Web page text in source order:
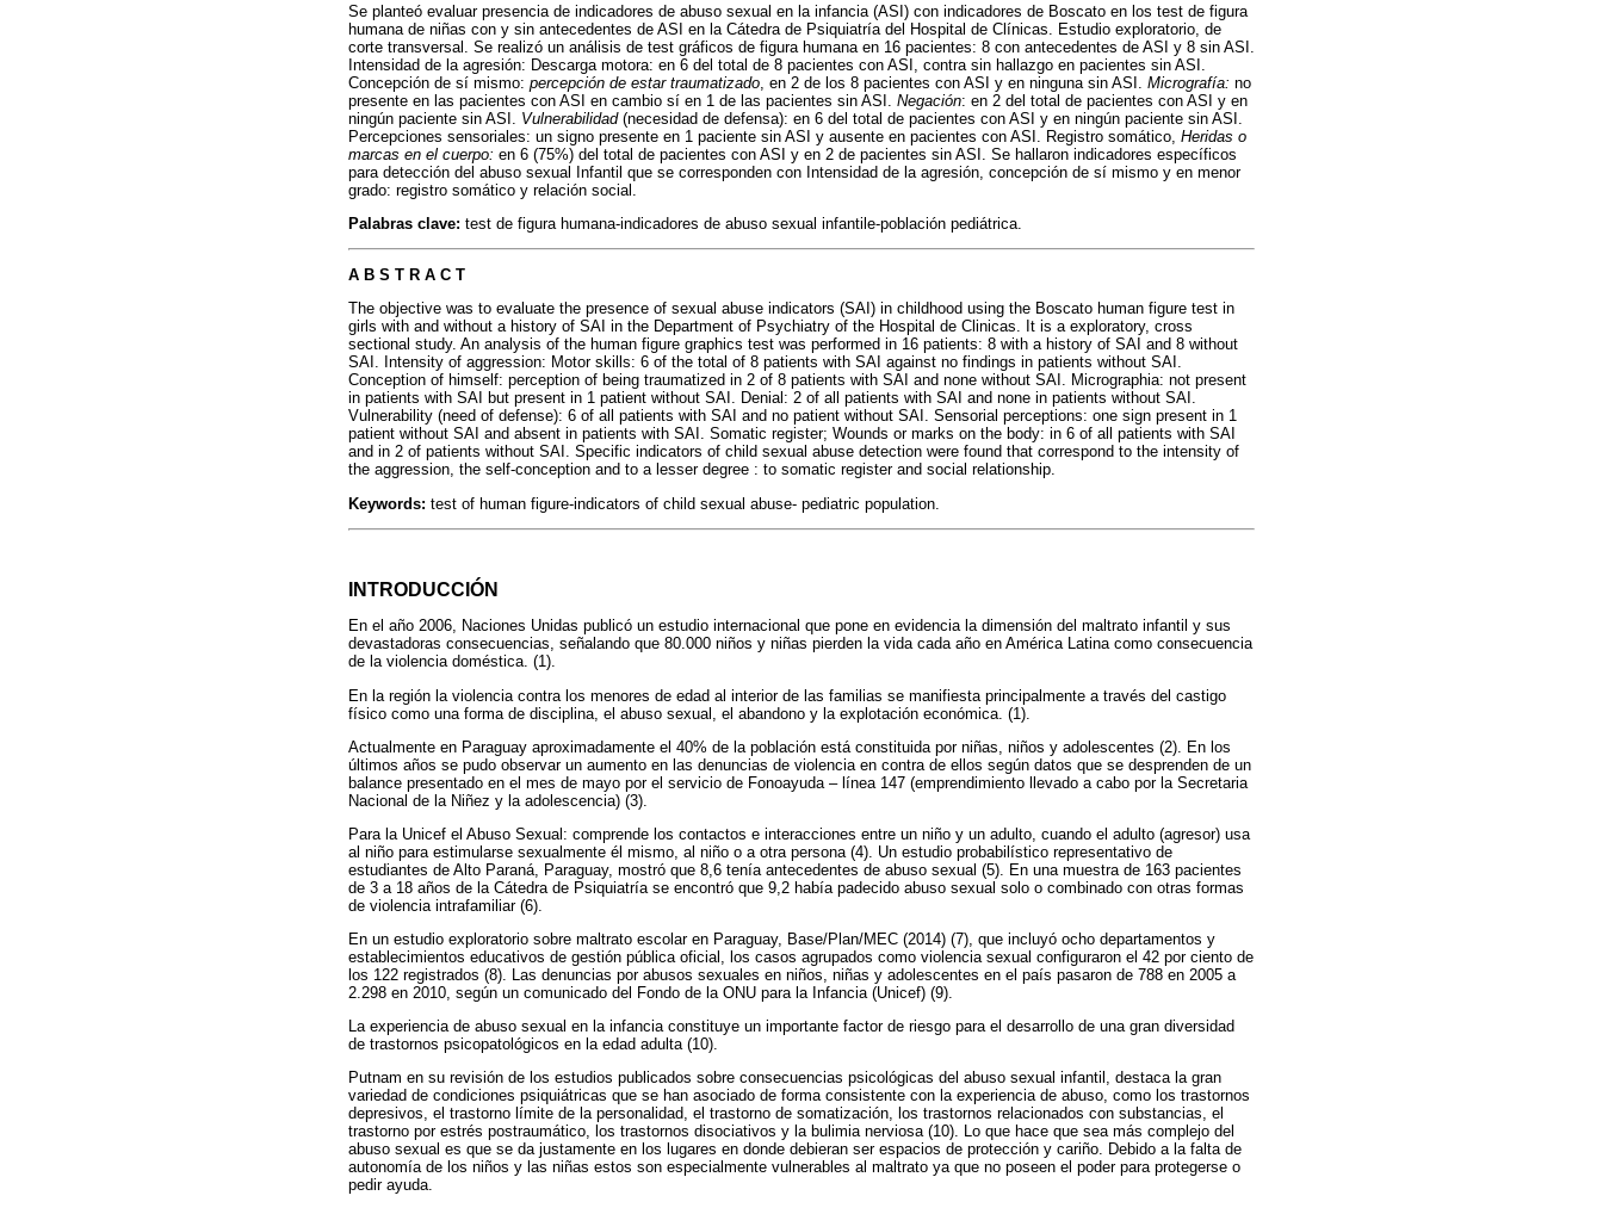
Se planteó evaluar presencia de indicadores de abuso sexual en la infancia (ASI) con indicadores de Boscato en los test de figura
humana de niñas con y sin antecedentes de ASI en la Cátedra de Psiquiatría del Hospital de Clínicas. Estudio exploratorio, de
corte transversal. Se realizó un análisis de test gráficos de figura humana en 16 pacientes: 8 con antecedentes de ASI y 8 sin ASI.
Intensidad de la agresión: Descarga motora: en 6 del total de 8 pacientes con ASI, contra sin hallazgo en pacientes sin ASI.
Concepción de sí mismo: percepción de estar traumatizado , en 2 de los 8 pacientes con ASI y en ninguna sin ASI. Micrografía: no
presente en las pacientes con ASI en cambio sí en 1 de las pacientes sin ASI. Negación: en 2 del total de pacientes con ASI y en
ningún paciente sin ASI.
Vulnerabilidad (necesidad de defensa): en 6 del total de pacientes con ASI y en ningún paciente sin ASI.
Percepciones sensoriales: un signo presente en 1 paciente sin ASI y ausente en pacientes con ASI. Registro somático, Heridas o
marcas en el cuerpo: en 6 (75%) del total de pacientes con ASI y en 2 de pacientes sin ASI. Se hallaron indicadores específicos
para detección del abuso sexual Infantil que se corresponden con Intensidad de la agresión, concepción de sí mismo y en menor
grado: registro somático y relación social.
Palabras clave: test de figura humana-indicadores de abuso sexual infantile-población pediátrica.
A B S T R A C T
The objective was to evaluate the presence of sexual abuse indicators (SAI) in childhood using the Boscato human figure test in
girls with and without a history of SAI in the Department of Psychiatry of the Hospital de Clinicas. It is a exploratory, cross
sectional study. An analysis of the human figure graphics test was performed in 16 patients: 8 with a history of SAI and 8 without
SAI. Intensity of aggression: Motor skills: 6 of the total of 8 patients with SAI against no findings in patients without SAI.
Conception of himself: perception of being traumatized in 2 of 8 patients with SAI and none without SAI. Micrographia: not present
in patients with SAI but present in 1 patient without SAI. Denial: 2 of all patients with SAI and none in patients without SAI.
Vulnerability (need of defense): 6 of all patients with SAI and no patient without SAI. Sensorial perceptions: one sign present in 1
patient without SAI and absent in patients with SAI. Somatic register; Wounds or marks on the body: in 6 of all patients with SAI
and in 2 of patients without SAI. Specific indicators of child sexual abuse detection were found that correspond to the intensity of
the aggression, the self-conception and to a lesser degree : to somatic register and social relationship.
Keywords: test of human figure-indicators of child sexual abuse- pediatric population.
INTRODUCCIÓN
En el año 2006, Naciones Unidas publicó un estudio internacional que pone en evidencia la dimensión del maltrato infantil y sus
devastadoras consecuencias, señalando que 80.000 niños y niñas pierden la vida cada año en América Latina como consecuencia
de la violencia doméstica. (1).
En la región la violencia contra los menores de edad al interior de las familias se manifiesta principalmente a través del castigo
físico como una forma de disciplina, el abuso sexual, el abandono y la explotación económica. (1).
Actualmente en Paraguay aproximadamente el 40% de la población está constituida por niñas, niños y adolescentes (2). En los
últimos años se pudo observar un aumento en las denuncias de violencia en contra de ellos según datos que se desprenden de un
balance presentado en el mes de mayo por el servicio de Fonoayuda – línea 147 (emprendimiento llevado a cabo por la Secretaria
Nacional de la Niñez y la adolescencia) (3).
Para la Unicef el Abuso Sexual: comprende los contactos e interacciones entre un niño y un adulto, cuando el adulto (agresor) usa
al niño para estimularse sexualmente él mismo, al niño o a otra persona (4). Un estudio probabilístico representativo de
estudiantes de Alto Paraná, Paraguay, mostró que 8,6 tenía antecedentes de abuso sexual (5). En una muestra de 163 pacientes
de 3 a 18 años de la Cátedra de Psiquiatría se encontró que 9,2 había padecido abuso sexual solo o combinado con otras formas
de violencia intrafamiliar (6).
En un estudio exploratorio sobre maltrato escolar en Paraguay, Base/Plan/MEC (2014) (7), que incluyó ocho departamentos y
establecimientos educativos de gestión pública oficial, los casos agrupados como violencia sexual configuraron el 42 por ciento de
los 122 registrados (8). Las denuncias por abusos sexuales en niños, niñas y adolescentes en el país pasaron de 788 en 2005 a
2.298 en 2010, según un comunicado del Fondo de la ONU para la Infancia (Unicef) (9).
La experiencia de abuso sexual en la infancia constituye un importante factor de riesgo para el desarrollo de una gran diversidad
de trastornos psicopatológicos en la edad adulta (10).
Putnam en su revisión de los estudios publicados sobre consecuencias psicológicas del abuso sexual infantil, destaca la gran
variedad de condiciones psiquiátricas que se han asociado de forma consistente con la experiencia de abuso, como los trastornos
depresivos, el trastorno límite de la personalidad, el trastorno de somatización, los trastornos relacionados con substancias, el
trastorno por estrés postraumático, los trastornos disociativos y la bulimia nerviosa (10). Lo que hace que sea más complejo del
abuso sexual es que se da justamente en los lugares en donde debieran ser espacios de protección y cariño. Debido a la falta de
autonomía de los niños y las niñas estos son especialmente vulnerables al maltrato ya que no poseen el poder para protegerse o
pedir ayuda.